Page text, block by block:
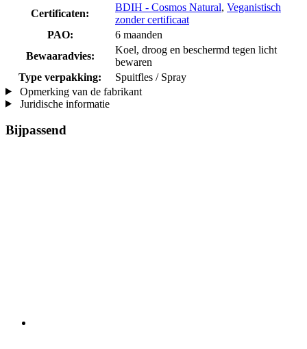
Certificaten:
BDIH - Cosmos Natural, Veganistisch
zonder certificaat
PAO:
6 maanden
Bewaaradvies:
Koel, droog en beschermd tegen licht
bewaren
Type verpakking:
Spuitfles / Spray
Opmerking van de fabrikant
Juridische informatie
Bijpassend